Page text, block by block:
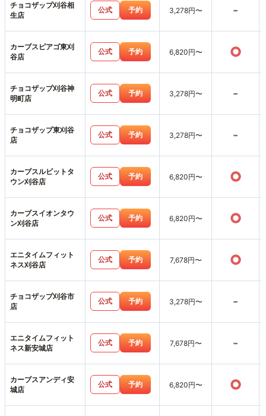
チョコザップ刈谷相
生店
公式 予約 3,278円〜 -
カーブスピアゴ東刈
谷店
公式 予約 6,820円〜 ○
チョコザップ刈谷神
明町店
公式 予約 3,278円〜 -
チョコザップ東刈谷
店
公式 予約 3,278円〜 -
カーブスルビットタ
ウン刈谷店
公式 予約 6,820円〜 ○
カーブスイオンタウ
ン刈谷店
公式 予約 6,820円〜 ○
エニタイムフィット
ネス刈谷店
公式 予約 7,678円〜 ○
チョコザップ刈谷市
店
公式 予約 3,278円〜 -
エニタイムフィット
ネス新安城店
公式 予約 7,678円〜 -
カーブスアンディ安
城店
公式 予約 6,820円〜 ○